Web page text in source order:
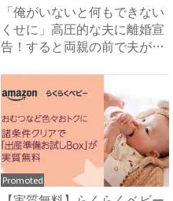
「俺がいないと何もできない
くせに」高圧的な夫に離婚宣
告！すると両親の前で夫がま
Promoted